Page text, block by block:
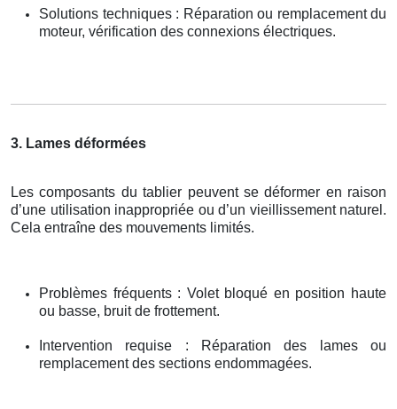
Solutions techniques : Réparation ou remplacement du
moteur, vérification des connexions électriques.
3. Lames déformées
Les composants du tablier peuvent se déformer en raison
d’une utilisation inappropriée ou d’un vieillissement naturel.
Cela entraîne des mouvements limités.
Problèmes fréquents : Volet bloqué en position haute
ou basse, bruit de frottement.
Intervention requise : Réparation des lames ou
remplacement des sections endommagées.